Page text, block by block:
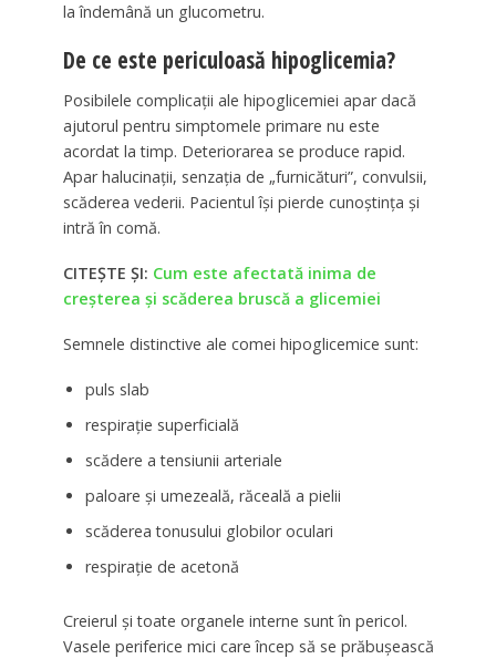
la îndemână un glucometru.
De ce este periculoasă hipoglicemia?
Posibilele complicații ale hipoglicemiei apar dacă
ajutorul pentru simptomele primare nu este
acordat la timp. Deteriorarea se produce rapid.
Apar halucinații, senzația de „furnicături”, convulsii,
scăderea vederii. Pacientul își pierde cunoștința și
intră în comă.
CITEȘTE ȘI: Cum este afectată inima de
creșterea și scăderea bruscă a glicemiei
Semnele distinctive ale comei hipoglicemice sunt:
puls slab
respirație superficială
scădere a tensiunii arteriale
paloare și umezeală, răceală a pielii
scăderea tonusului globilor oculari
respirație de acetonă
Creierul și toate organele interne sunt în pericol.
Vasele periferice mici care încep să se prăbușească